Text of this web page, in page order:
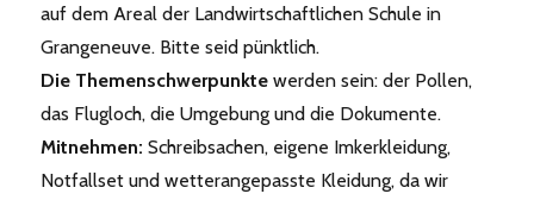
auf dem Areal der Landwirtschaftlichen Schule in
Grangeneuve. Bitte seid pünktlich.
Die Themenschwerpunkte werden sein: der Pollen,
das Flugloch, die Umgebung und die Dokumente.
Mitnehmen: Schreibsachen, eigene Imkerkleidung,
Notfallset und wetterangepasste Kleidung, da wir